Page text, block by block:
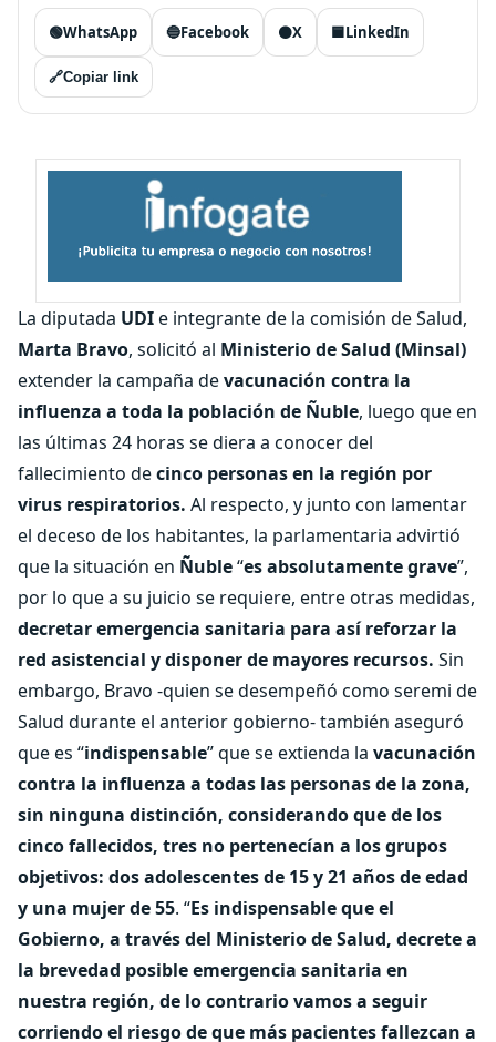
🟢WhatsApp 🔵Facebook ⚫X 🟦LinkedIn
🔗Copiar link
La diputada UDIe integrante de la comisión de Salud,
Marta Bravo, solicitó al Ministerio de Salud (Minsal)
extender la campaña devacunación contra la
influenza a toda la población de Ñuble, luego que en
las últimas 24 horas se diera a conocer del
fallecimiento decinco personas en la región por
virus respiratorios. Al respecto, y junto con lamentar
el deceso de los habitantes, la parlamentaria advirtió
que la situación en Ñuble“es absolutamente grave”,
por lo que a su juicio se requiere, entre otras medidas,
decretar emergencia sanitaria para así reforzar la
red asistencial y disponer de mayores recursos. Sin
embargo, Bravo -quien se desempeñó como seremi de
Salud durante el anterior gobierno- también aseguró
que es “indispensable” que se extienda la vacunación
contra la influenza a todas las personas de la zona,
sin ninguna distinción, considerando que de los
cinco fallecidos, tres no pertenecían a los grupos
objetivos: dos adolescentes de 15 y 21 años de edad
y una mujer de 55. “Es indispensable que el
Gobierno, a través del Ministerio de Salud, decrete a
la brevedad posible emergencia sanitaria en
nuestra región, de lo contrario vamos a seguir
corriendo el riesgo de que más pacientes fallezcan a